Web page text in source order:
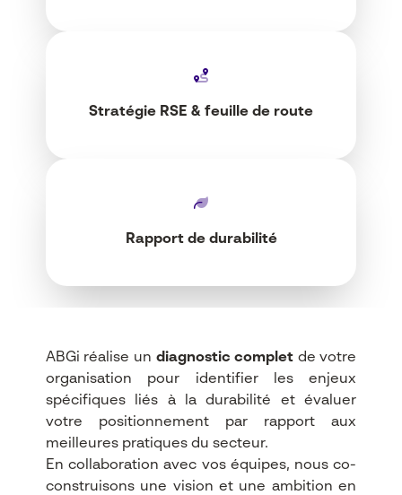
Stratégie RSE & feuille de route
Rapport de durabilité
ABGi réalise un diagnostic complet de votre
organisation pour identifier les enjeux
spécifiques liés à la durabilité et évaluer
votre positionnement par rapport aux
meilleures pratiques du secteur.
En collaboration avec vos équipes, nous co-
construisons une vision et une ambition en